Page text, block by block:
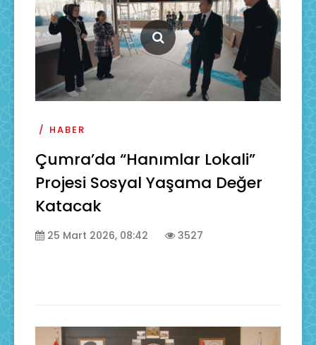
HABER
Çumra’da “Hanımlar Lokali”
Projesi Sosyal Yaşama Değer
Katacak
25 Mart 2026, 08:42 3527